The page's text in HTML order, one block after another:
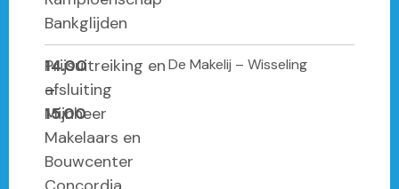
Bankglijden
14.00
–
15.00
Prijsuitreiking en
afsluiting
Mijnheer
Makelaars en
Bouwcenter
De Makelij – Wisseling